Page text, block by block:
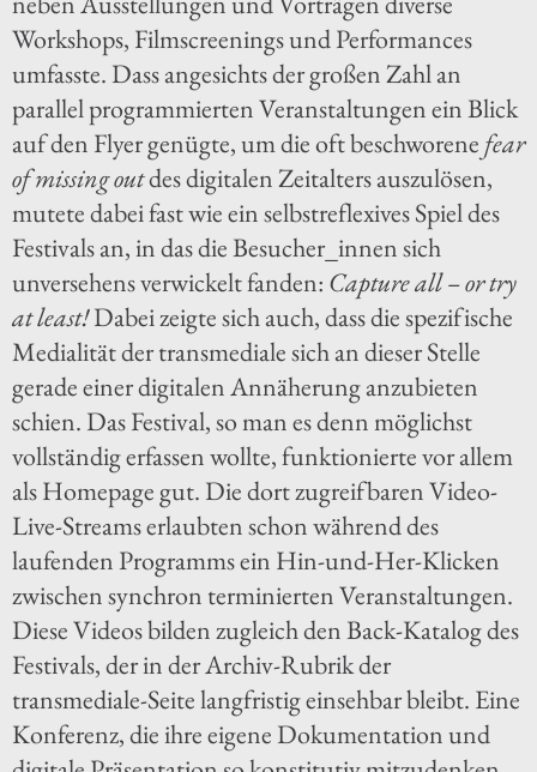
Workshops, Filmscreenings und Performances
umfasste. Dass angesichts der großen Zahl an
parallel programmierten Veranstaltungen ein Blick
auf den Flyer genügte, um die oft beschworene fear
of missing outdes digitalen Zeitalters auszulösen,
mutete dabei fast wie ein selbstreflexives Spiel des
Festivals an, in das die Besucher_innen sich
unversehens verwickelt fanden: Capture all – or try
at least!Dabei zeigte sich auch, dass die spezifische
Medialität der transmediale sich an dieser Stelle
gerade einer digitalen Annäherung anzubieten
schien. Das Festival, so man es denn möglichst
vollständig erfassen wollte, funktionierte vor allem
als Homepage gut. Die dort zugreifbaren Video-
Live-Streams erlaubten schon während des
laufenden Programms ein Hin-und-Her-Klicken
zwischen synchron terminierten Veranstaltungen.
Diese Videos bilden zugleich den Back-Katalog des
Festivals, der in der Archiv-Rubrik der
transmediale-Seite langfristig einsehbar bleibt. Eine
Konferenz, die ihre eigene Dokumentation und